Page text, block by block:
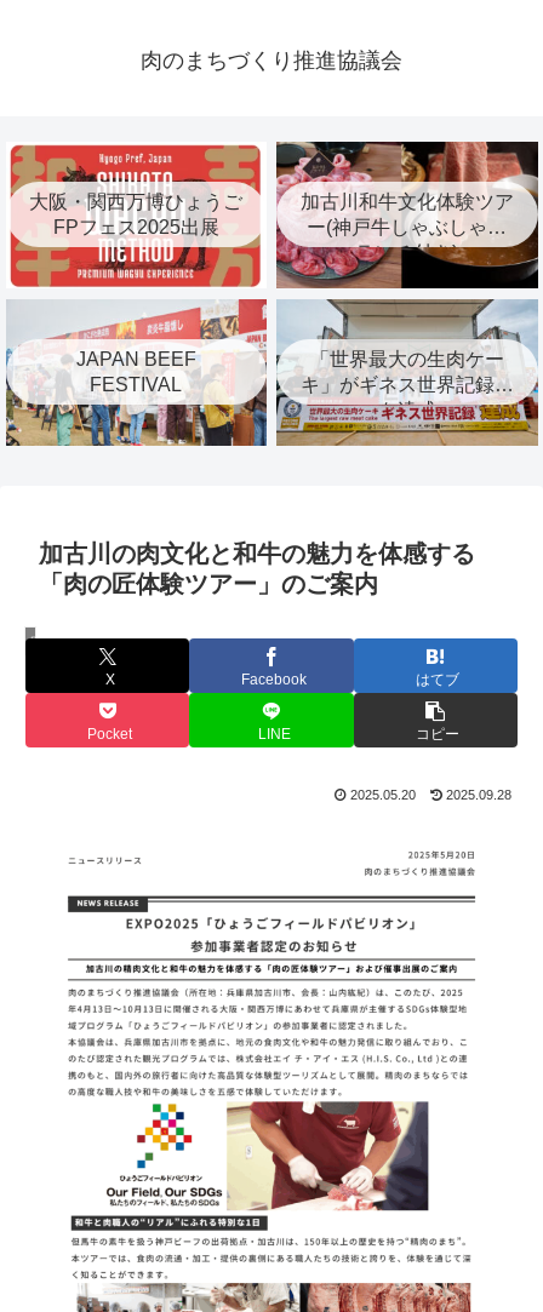
肉のまちづくり推進協議会
大阪・関西万博ひょうご
FPフェス2025出展
加古川和牛文化体験ツア
ー(神戸牛しゃぶしゃぶ
ランチ付き)
JAPAN BEEF
FESTIVAL
「世界最大の生肉ケー
キ」がギネス世界記録™︎
を達成
加古川の肉文化と和牛の魅力を体感する
「肉の匠体験ツアー」のご案内
肉まちツアー
X Facebook はてブ
Pocket LINE コピー
2025.05.20 2025.09.28